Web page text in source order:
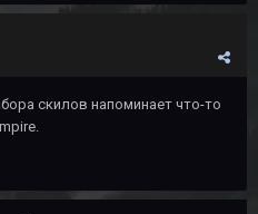
скилов напоминает что-то